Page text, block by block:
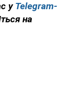
у Telegram-
на